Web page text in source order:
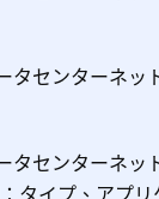
タセンターネッ
タセンターネッ
タイプ、アプリ